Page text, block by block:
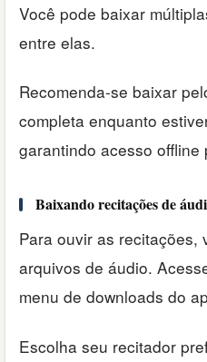
Você pode baixar
entre elas.
Recomenda-se baixar
completa enquanto
garantindo acesso offline
Baixando recitações de
Para ouvir as recitações,
arquivos de áudio.
menu de downloads do
Escolha seu recitador